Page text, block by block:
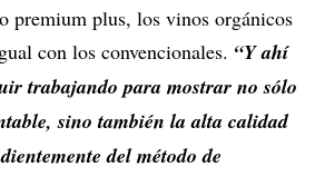
premium plus, los vinos orgánicos
con los convencionales. “Y ahí
trabajando para mostrar no sólo
sino también la alta calidad
del método de